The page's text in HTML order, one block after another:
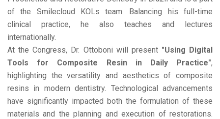
of the Smilecloud KOLs team. Balancing his full-time
clinical practice, he also teaches and lectures
internationally.
At the Congress, Dr. Ottoboni will present "Using Digital
Tools for Composite Resin in Daily Practice",
highlighting the versatility and aesthetics of composite
resins in modern dentistry. Technological advancements
have significantly impacted both the formulation of these
materials and the planning and execution of restorations.